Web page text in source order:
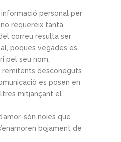
informació personal per
requereix tanta.
correu resulta ser
poques vegades es
pel seu nom.
remitents desconeguts
es posen en
mitjançant el
són noies que
bojament de